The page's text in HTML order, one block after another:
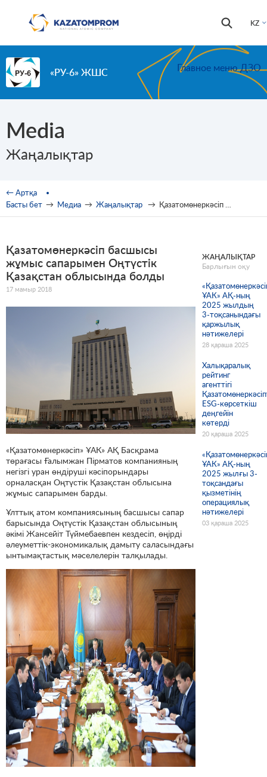
KZ
Іздестіру
«РУ-6» ЖШС Главное меню ДЗО
Media
Жаңалықтар
You are here
← Артқа
Басты бет → Медиа → Жаңалықтар → Қазатомөнеркәсіп басшысы жұмыс сапарымен Оңтүстік Қазақстан облысында болды
Қазатомөнеркәсіп басшысы
жұмыс сапарымен Оңтүстік
Қазақстан облысында болды
17 мамыр 2018
«Қазатомөнеркәсіп» ҰАК» АҚ Басқрама
төрағасы Ғалымжан Пірматов компанияның
негізгі уран өндіруші кәсіпорындары
орналасқан Оңтүстік Қазақстан облысына
жұмыс сапарымен барды.
Ұлттық атом компаниясының басшысы сапар
барысында Оңтүстік Қазақстан облысының
әкімі Жансейіт Түймебаевпен кездесіп, өңірді
әлеуметтік-экономикалық дамыту саласындағы
ынтымақтастық мәселелерін талқылады.
ЖАҢАЛЫҚТАР
Барлығын оқу
ҰАК» АҚ-ның
2025 жылдың
3-тоқсанындағы
қаржылық
нәтижелері
28 қараша 2025
Халықаралық
рейтинг
агенттігі
ESG-көрсеткіш
деңгейін
көтерді
20 қараша 2025
ҰАК» АҚ-ның
2025 жылғы 3-
тоқсандағы
қызметінің
операциялық
нәтижелері
03 қараша 2025